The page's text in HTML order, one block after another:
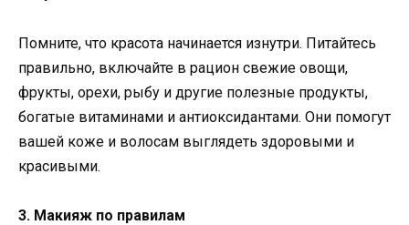
Помните, что красота начинается изнутри. Питайтесь
правильно, включайте в рацион свежие овощи,
фрукты, орехи, рыбу и другие полезные продукты,
богатые витаминами и антиоксидантами. Они помогут
вашей коже и волосам выглядеть здоровыми и
красивыми.
3. Макияж по правилам